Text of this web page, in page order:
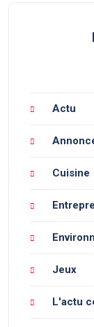
Actu
Cuisine
Jeux
L'actu